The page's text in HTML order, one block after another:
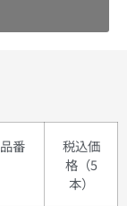
品番
税込価
格（5
本）